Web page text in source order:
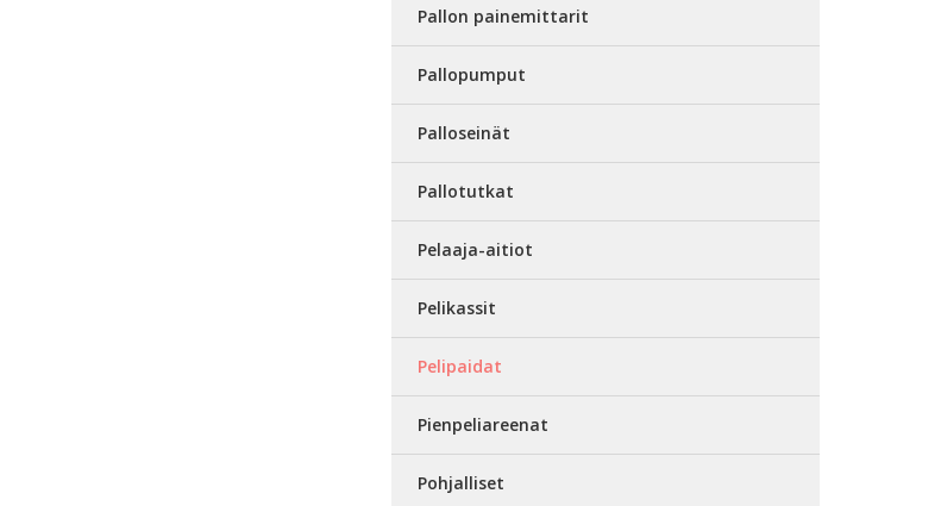
Pallon painemittarit
Pallopumput
Palloseinät
Pallotutkat
Pelaaja-aitiot
Pelikassit
Pelipaidat
Pienpeliareenat
Pohjalliset